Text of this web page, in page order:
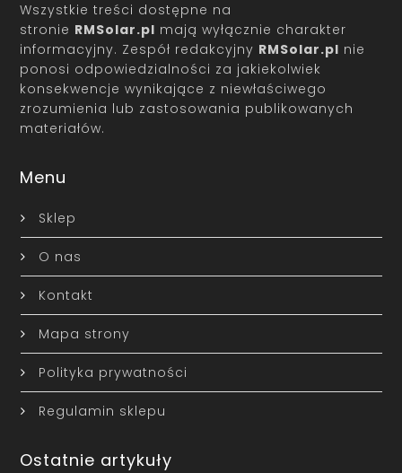
Wszystkie treści dostępne na
stronie RMSolar.pl mają wyłącznie charakter
informacyjny. Zespół redakcyjny RMSolar.pl nie
ponosi odpowiedzialności za jakiekolwiek
konsekwencje wynikające z niewłaściwego
zrozumienia lub zastosowania publikowanych
materiałów.
Menu
Sklep
O nas
Kontakt
Mapa strony
Polityka prywatności
Regulamin sklepu
Ostatnie artykuły